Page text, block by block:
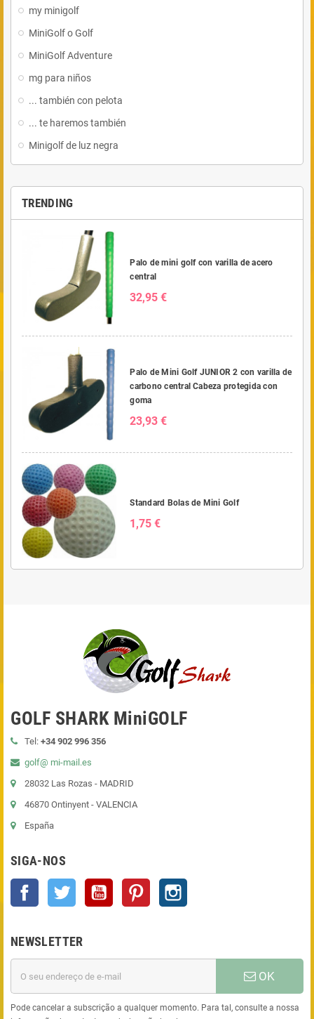
my minigolf
MiniGolf o Golf
MiniGolf Adventure
mg para niños
... también con pelota
... te haremos también
Minigolf de luz negra
TRENDING
Palo de mini golf con varilla de acero
central
32,95 €
Palo de Mini Golf JUNIOR 2 con varilla de
carbono central Cabeza protegida con
goma
23,93 €
Standard Bolas de Mini Golf
1,75 €
GOLF SHARK MiniGOLF
Tel: +34 902 996 356
golf@ mi-mail.es
28032 Las Rozas - MADRID
46870 Ontinyent - VALENCIA
España
SIGA-NOS
Facebook Twitter YouTube Pinterest
NEWSLETTER
OK
Pode cancelar a subscrição a qualquer momento. Para tal, consulte a nossa